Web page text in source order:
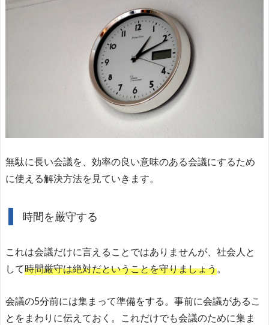
無駄に長い会議を、効率の良い意味のある会議にするため
に使える解決方法を見ていきます。
時間を厳守する
これは会議だけに言えることではありませんが、社会人と
して時間厳守は絶対だということを守りましょう。
会議の5分前には集まって準備をする。事前に会議があるこ
とをまわりに伝えておく。これだけでも会議のために集ま